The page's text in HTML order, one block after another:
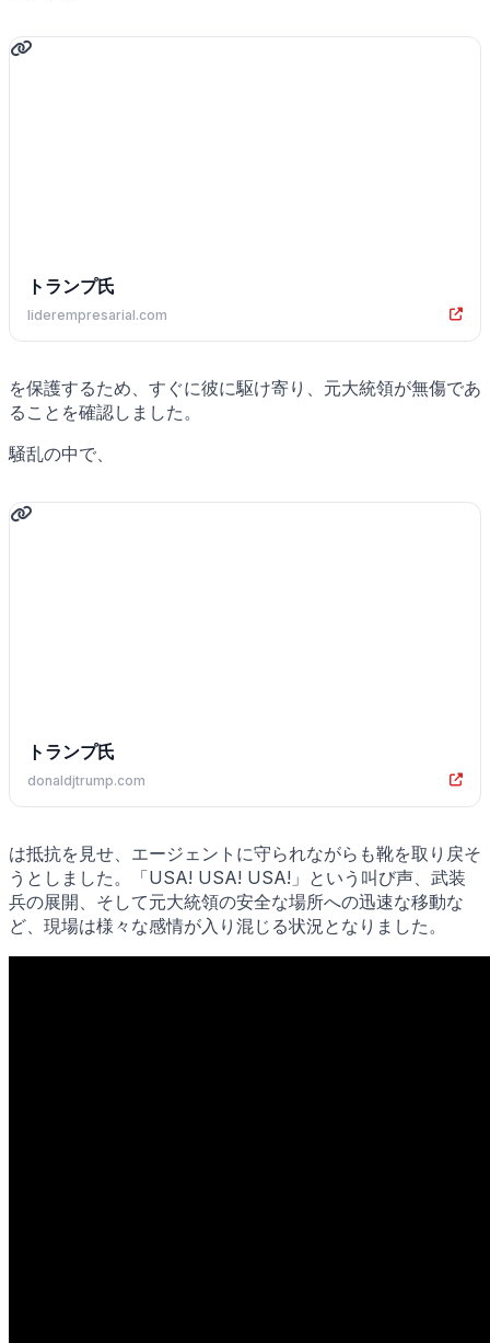
トランプ氏
liderempresarial.com
を保護するため、すぐに彼に駆け寄り、元大統領が無傷であ
ることを確認しました。
騒乱の中で、
トランプ氏
donaldjtrump.com
は抵抗を見せ、エージェントに守られながらも靴を取り戻そ
うとしました。「USA! USA! USA!」という叫び声、武装
兵の展開、そして元大統領の安全な場所への迅速な移動な
ど、現場は様々な感情が入り混じる状況となりました。